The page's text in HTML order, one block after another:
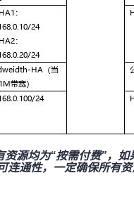
源均为“按需付费”，
连通性，一定确保所有